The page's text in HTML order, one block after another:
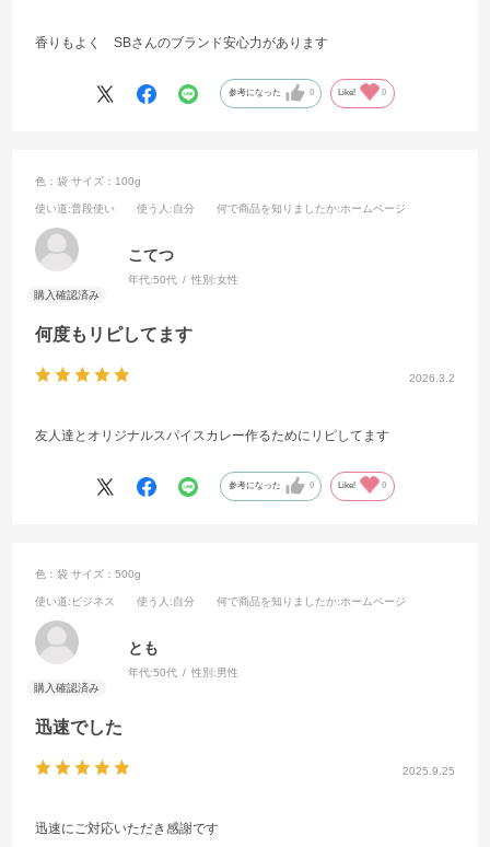
香りもよく SBさんのブランド安心力があります
参考になった 0 Like! 0
2026.3.2
何度もリピしてます
色：袋 サイズ：100g
使い道:普段使い 使う人 :自分 何で商品を知りましたか:ホームページ
こてつ
年代:50代 性別:女性
友人達とオリジナルスパイスカレー作るためにリピしてます
参考になった 0 Like! 0
2025.9.25
迅速でした
色：袋 サイズ：500g
使い道:ビジネス 使う人 :自分 何で商品を知りましたか:ホームページ
とも
年代:50代 性別:男性
迅速にご対応いただき感謝です